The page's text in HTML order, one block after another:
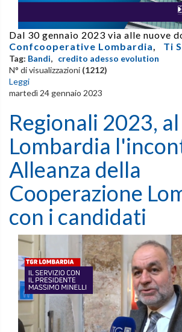
Dal 30 gennaio 2023 via alle nuove
Confcooperative Lombardia, Ti
Tag: Bandi, credito adesso evolution
N° di visualizzazioni (1212)
Leggi
martedì 24 gennaio 2023
Regionali 2023, al
Lombardia
Alleanza della
Cooperazione
con i candidati